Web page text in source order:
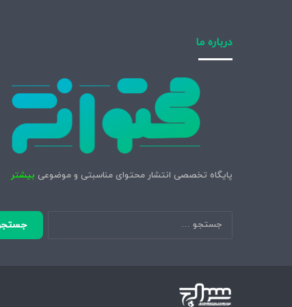
درباره ما
پایگاه تخصصی انتشار محتوای مناسبتی و موضوعی بیشتر
جستجو
برای: